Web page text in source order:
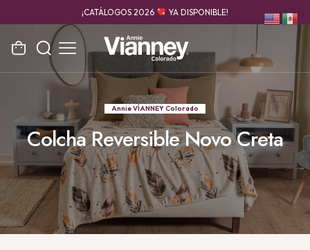
¡CATÁLOGOS 2026 YA DISPONIBLE!
Annie VÍANNEY Colorado
Colcha Reversible Novo Creta